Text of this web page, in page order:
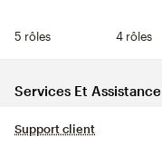
5 rôles 4 rôles
Services Et Assistance
Support client